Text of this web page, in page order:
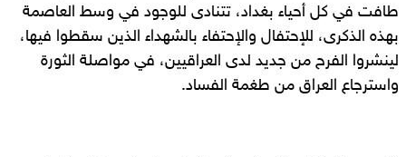
طافت في كل أحياء بغداد، تتنادى للوجود في وسط العاصمة
بهذه الذكرى، للإحتفال والإحتفاء بالشهداء الذين سقطوا فيها،
لينشروا الفرح من جديد لدى العراقيين، في مواصلة الثورة
واسترجاع العراق من طغمة الفساد.